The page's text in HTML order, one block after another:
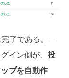
了である。一
イン側が、 投
プを自動作